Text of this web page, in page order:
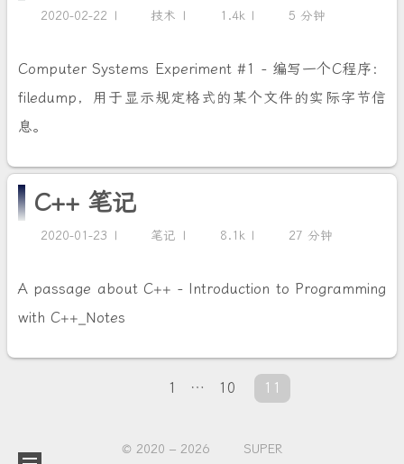
2020-02-22 技术 1.4k 5 分钟
Computer Systems Experiment #1 - 编写一个C程序：
filedump，用于显示规定格式的某个文件的实际字节信
息。
C++ 笔记
2020-01-23 笔记 8.1k 27 分钟
A passage about C++ - Introduction to Programming
with C++_Notes
1 … 10 11
© 2020 –2026 SUPER